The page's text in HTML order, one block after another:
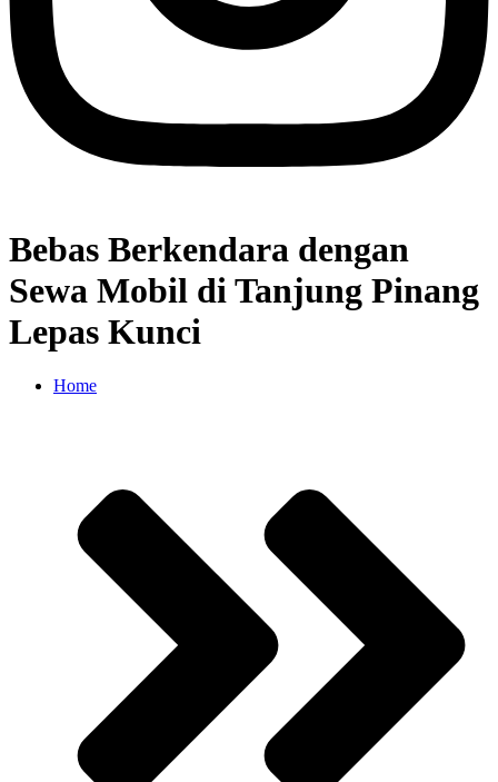
Bebas Berkendara dengan
Sewa Mobil di Tanjung Pinang
Lepas Kunci
Home